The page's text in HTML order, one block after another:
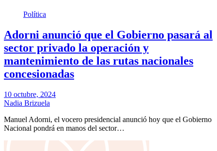
Política
Adorni anunció que el Gobierno pasará al
sector privado la operación y
mantenimiento de las rutas nacionales
concesionadas
10 octubre, 2024
Nadia Brizuela
Manuel Adorni, el vocero presidencial anunció hoy que el Gobierno
Nacional pondrá en manos del sector…